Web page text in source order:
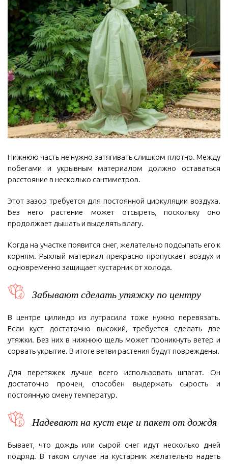
Нижнюю часть не нужно затягивать слишком плотно. Между
побегами и укрывным материалом должно оставаться
расстояние в несколько сантиметров.
Этот зазор требуется для постоянной циркуляции воздуха.
Без него растение может отсыреть, поскольку оно
продолжает дышать и выделять влагу.
Когда на участке появится снег, желательно подсыпать его к
корням. Рыхлый материал прекрасно пропускает воздух и
одновременно защищает кустарник от холода.
Забывают сделать утяжку по центру
В центре цилиндр из лутрасила тоже нужно перевязать.
Если куст достаточно высокий, требуется сделать две
утяжки. Без них в нижнюю щель может проникнуть ветер и
сорвать укрытие. В итоге ветви растения будут повреждены.
Для перетяжек лучше всего использовать шпагат. Он
достаточно прочен, способен выдержать сырость и
постоянную смену температур.
Надевают на куст еще и пакет от дождя
Бывает, что дождь или сырой снег идут несколько дней
подряд. В таком случае на кустарник желательно надеть